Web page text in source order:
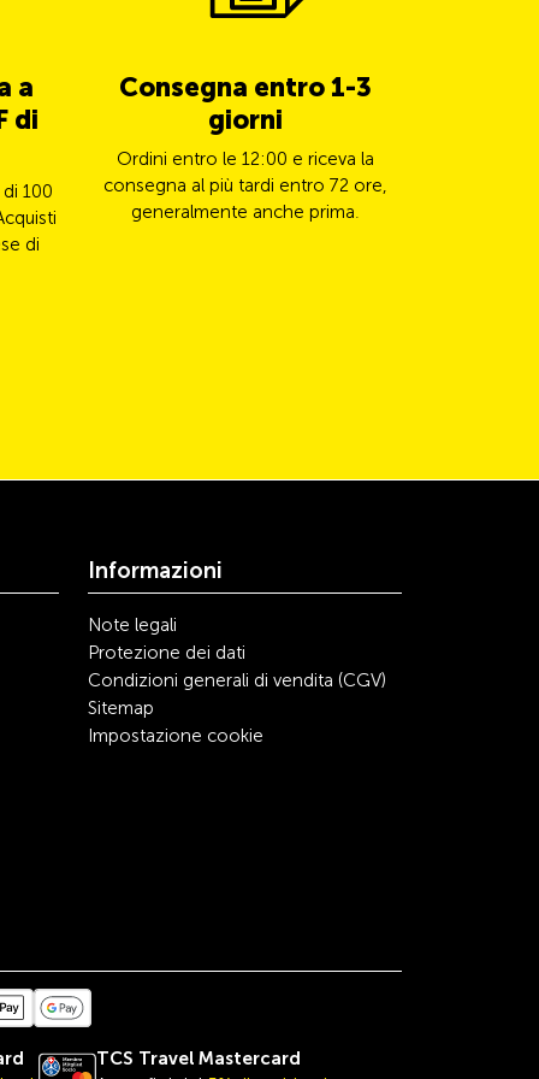
a
di
100
di
Consegna entro 1-3
giorni
Ordini entro le 12:00 e riceva la
consegna al più tardi entro 72 ore,
generalmente anche prima.
Informazioni
Note legali
Protezione dei dati
Condizioni generali di vendita (CGV)
Sitemap
Impostazione cookie
TCS Travel Mastercard